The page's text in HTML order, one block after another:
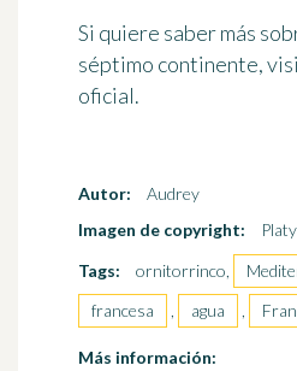
Si quiere saber más
séptimo continente,
oficial.
Autor:
Audrey
Imagen de copyright:
Tags:
ornitorrinco,
francesa
, agua ,
Más información: